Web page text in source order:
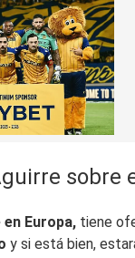
sobre
Europa, tiene
y si está bien,